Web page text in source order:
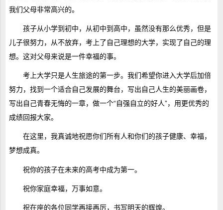
我们父母非常高兴的。
孩子从小学到初中，从初中到高中，虽然没有那么优秀，但是
儿子很努力，从不放弃，考上了自己理想的大学，实现了自己的理
想。这对父母来说是一件幸福的事。
考上大学只是人生旅途的第一步。我们希望你进入大学后加倍
努力，找到一个适合自己发展的舞台，写出自己人生的美丽画卷，
写出自己青春无悔的一章，做一个“自强自立的好人”，用更优秀的
成绩回报大家。
在这里，我真诚地祝愿你们所有人和你们的孩子健康、幸福，
梦想成真。
祝你的孩子在未来的高考中成为第一。
祝你家庭幸福，万事如意。
祝在座的各位同学再接再厉，书写明天的辉煌。